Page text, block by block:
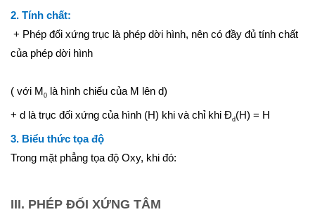
Hình học 12
Mặt nón-mặt trụ-mặt cầu
PT mặt phẳng
Phương trình mặt cầu
PT đường thẳng
2. Tính chất:
+ Phép đối xứng trục là phép dời hình, nên có đầy đủ tính chất
của phép dời hình
( với M0 là hình chiếu của M lên d)
+ d là trục đối xứng của hình (H) khi và chỉ khi Đd (H) = H
3. Biểu thức tọa độ
Trong mặt phẳng tọa độ Oxy, khi đó:
III. PHÉP ĐỐI XỨNG TÂM